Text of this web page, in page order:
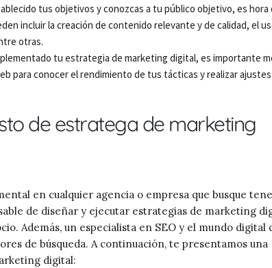
tus objetivos y conozcas a tu público objetivo, es hora
incluir la creación de contenido relevante y de calidad, el
otras.
tu estrategia de marketing digital, es importante
para conocer el rendimiento de tus tácticas y realizar
de estratega de marketing
en cualquier agencia o empresa que busque
de diseñar y ejecutar estrategias de marketing
Además, un especialista en SEO y el mundo digital
de búsqueda. A continuación, te presentamos una
digital: